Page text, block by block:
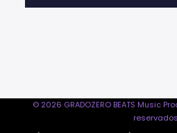
© 2026 GRADOZERO BEATS Music
reservados